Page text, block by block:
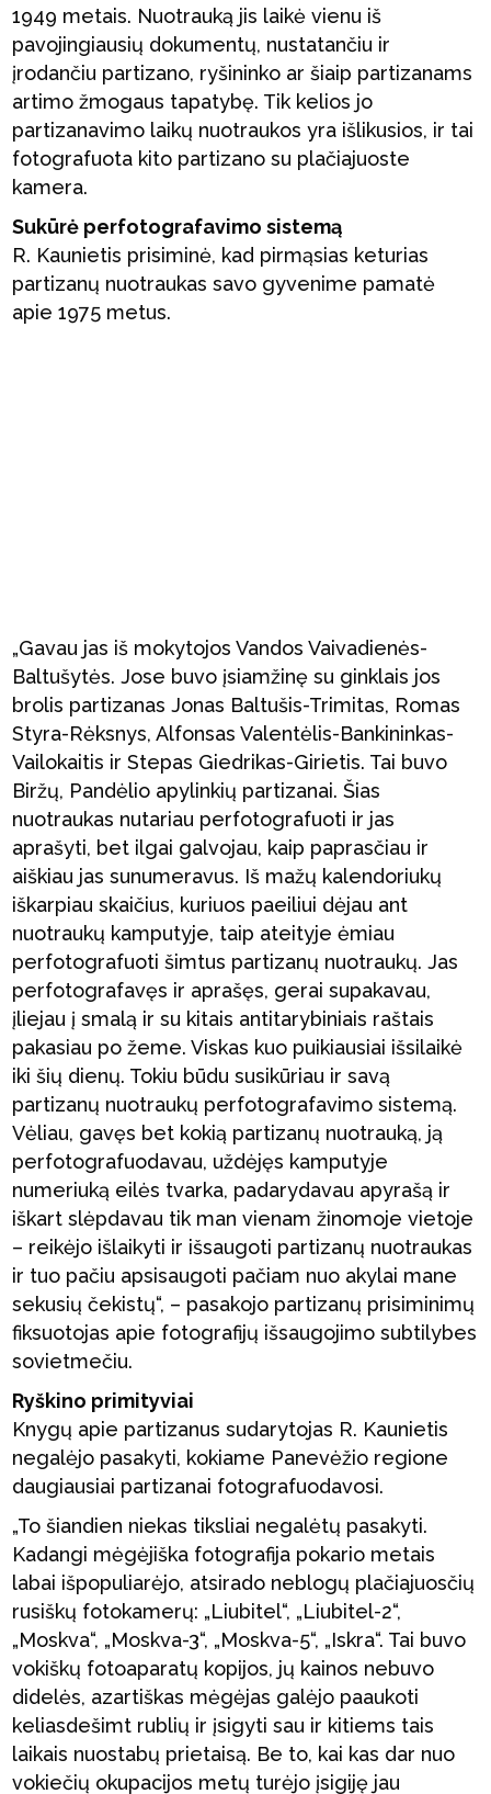
1949 metais. Nuotrauką jis laikė vienu iš
pavojingiausių dokumentų, nustatančiu ir
įrodančiu partizano, ryšininko ar šiaip partizanams
artimo žmogaus tapatybę. Tik kelios jo
partizanavimo laikų nuotraukos yra išlikusios, ir tai
fotografuota kito partizano su plačiajuoste
kamera.
Sukūrė perfotografavimo sistemą
R. Kaunietis prisiminė, kad pirmąsias keturias
partizanų nuotraukas savo gyvenime pamatė
apie 1975 metus.
„Gavau jas iš mokytojos Vandos Vaivadienės-
Baltušytės. Jose buvo įsiamžinę su ginklais jos
brolis partizanas Jonas Baltušis-Trimitas, Romas
Styra-Rėksnys, Alfonsas Valentėlis-Bankininkas-
Vailokaitis ir Stepas Giedrikas-Girietis. Tai buvo
Biržų, Pandėlio apylinkių partizanai. Šias
nuotraukas nutariau perfotografuoti ir jas
aprašyti, bet ilgai galvojau, kaip paprasčiau ir
aiškiau jas sunumeravus. Iš mažų kalendoriukų
iškarpiau skaičius, kuriuos paeiliui dėjau ant
nuotraukų kamputyje, taip ateityje ėmiau
perfotografuoti šimtus partizanų nuotraukų. Jas
perfotografavęs ir aprašęs, gerai supakavau,
įliejau į smalą ir su kitais antitarybiniais raštais
pakasiau po žeme. Viskas kuo puikiausiai išsilaikė
iki šių dienų. Tokiu būdu susikūriau ir savą
partizanų nuotraukų perfotografavimo sistemą.
Vėliau, gavęs bet kokią partizanų nuotrauką, ją
perfotografuodavau, uždėjęs kamputyje
numeriuką eilės tvarka, padarydavau apyrašą ir
iškart slėpdavau tik man vienam žinomoje vietoje
– reikėjo išlaikyti ir išsaugoti partizanų nuotraukas
ir tuo pačiu apsisaugoti pačiam nuo akylai mane
sekusių čekistų“, – pasakojo partizanų prisiminimų
fiksuotojas apie fotografijų išsaugojimo subtilybes
sovietmečiu.
Ryškino primityviai
Knygų apie partizanus sudarytojas R. Kaunietis
negalėjo pasakyti, kokiame Panevėžio regione
daugiausiai partizanai fotografuodavosi.
„To šiandien niekas tiksliai negalėtų pasakyti.
Kadangi mėgėjiška fotografija pokario metais
labai išpopuliarėjo, atsirado neblogų plačiajuosčių
rusiškų fotokamerų: „Liubitel“, „Liubitel-2“,
„Moskva“, „Moskva-3“, „Moskva-5“, „Iskra“. Tai buvo
vokiškų fotoaparatų kopijos, jų kainos nebuvo
didelės, azartiškas mėgėjas galėjo paaukoti
keliasdešimt rublių ir įsigyti sau ir kitiems tais
laikais nuostabų prietaisą. Be to, kai kas dar nuo
vokiečių okupacijos metų turėjo įsigiję jau